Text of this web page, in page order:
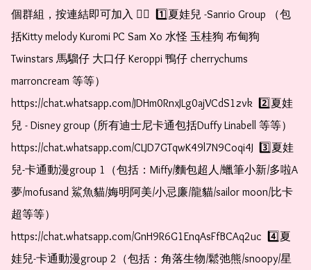
個群組，按連結即可加入 👇🏻  1️⃣夏娃兒 -Sanrio Group （包
括Kitty melody Kuromi PC Sam Xo 水怪 玉桂狗 布甸狗
Twinstars 馬騮仔 大口仔 Keroppi 鴨仔 cherrychums
marroncream 等等）
https://chat.whatsapp.com/JDHm0RnxJLg0ajVCdS1zvk  2️⃣夏娃
兒 - Disney group (所有迪士尼卡通包括Duffy Linabell 等等）
https://chat.whatsapp.com/CLJD7GTqwK49l7N9Coqi4J  3️⃣夏娃
兒-卡通動漫group 1（包括：Miffy/麵包超人/蠟筆小新/多啦A
夢/mofusand 鯊魚貓/娒明阿美/小忌廉/龍貓/sailor moon/比卡
超等等）
https://chat.whatsapp.com/GnH9R6G1EnqAsFfBCAq2uc  4️⃣夏
娃兒-卡通動漫group 2（包括：角落生物/鬆弛熊/snoopy/星